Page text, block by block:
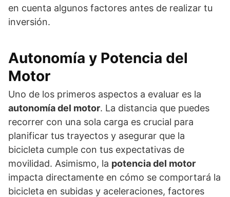
en cuenta algunos factores antes de realizar tu
inversión.
Autonomía y Potencia del
Motor
Uno de los primeros aspectos a evaluar es la
autonomía del motor. La distancia que puedes
recorrer con una sola carga es crucial para
planificar tus trayectos y asegurar que la
bicicleta cumple con tus expectativas de
movilidad. Asimismo, la potencia del motor
impacta directamente en cómo se comportará la
bicicleta en subidas y aceleraciones, factores